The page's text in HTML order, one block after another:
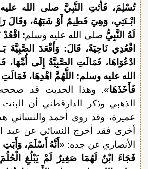
تُسْلِمَ، فَأَتَتِ النَّبِيَّ صلى الله
ابْـنَتِي، وَهِيَ فَطِيمٌ أَوْ شَبَهُهُ، وَقَالَ
لَهُ النَّبِيُّ صلى الله عليه وسلم:
اقْعُدِي نَاحِيَةً، قَالَ: وَأَقْعَدَ الصَّبِيَّةَ
ادْعُوَاهَا، فَمَالَتِ الصَّبِيَّةُ إِلَى
الله عليه وسلم: اللَّهُمَّ اهْدِهَا، فَمَالَتِ
فَأَخَذَهَا». وهذا الحديث قد صححه
الذهبي وذكر الدارقطني أن
عميرة، وقد روى أحمد والنسائي
أخرى فقد أخرج النسائي عن عبد
الأنصاري عن جده: «أَنَّهُ أَسْلَمَ، وَأَبَتِ
فَجَاءَ ابْنٌ لَهُمَا صَغِيرٌ لَمْ يَبْلُغِ